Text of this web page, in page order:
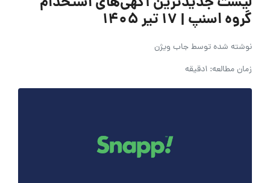
گروه اسنپ | ۱۷ تیر ۱۴۰۵
نوشته شده توسطجاب ویژن
زمان مطالعه: 1دقیقه